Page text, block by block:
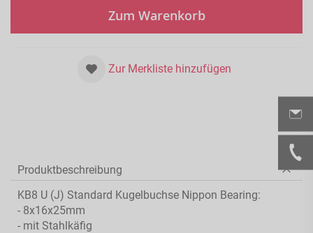
Zum Warenkorb
Zur Merkliste hinzufügen
Produktbeschreibung
KB8 U (J) Standard Kugelbuchse Nippon Bearing:
- 8x16x25mm
- mit Stahlkäfig